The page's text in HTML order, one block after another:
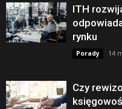
ITH
rynku
Porady 14
Czy